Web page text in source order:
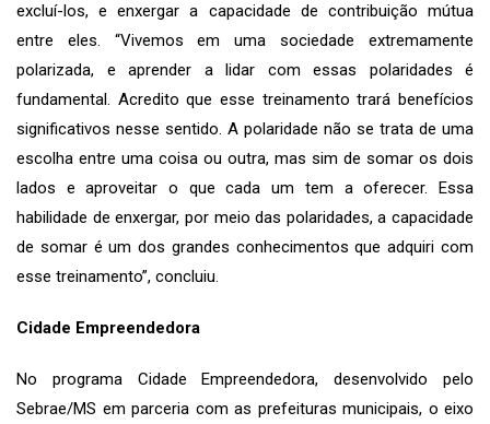
excluí-los, e enxergar a capacidade de contribuição mútua
entre eles. “Vivemos em uma sociedade extremamente
polarizada, e aprender a lidar com essas polaridades é
fundamental. Acredito que esse treinamento trará benefícios
significativos nesse sentido. A polaridade não se trata de uma
escolha entre uma coisa ou outra, mas sim de somar os dois
lados e aproveitar o que cada um tem a oferecer. Essa
habilidade de enxergar, por meio das polaridades, a capacidade
de somar é um dos grandes conhecimentos que adquiri com
esse treinamento”, concluiu.
Cidade Empreendedora
No programa Cidade Empreendedora, desenvolvido pelo
Sebrae/MS em parceria com as prefeituras municipais, o eixo